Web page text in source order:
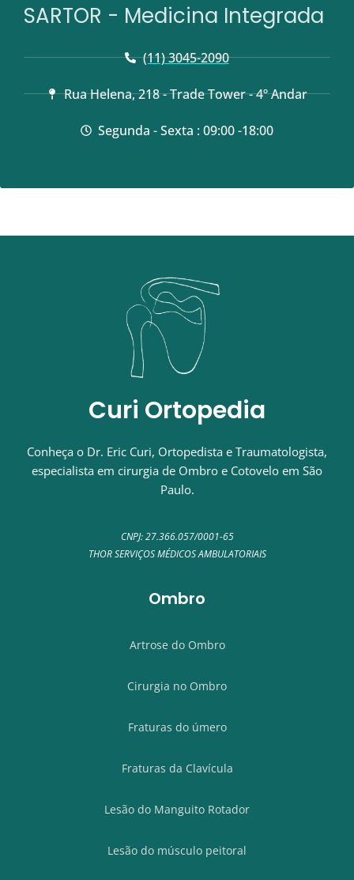
SARTOR - Medicina Integrada
(11) 3045-2090
Rua Helena, 218 - Trade Tower - 4º Andar
Segunda - Sexta : 09:00 -18:00
Curi Ortopedia
Conheça o Dr. Eric Curi, Ortopedista e Traumatologista,
especialista em cirurgia de Ombro e Cotovelo em São
Paulo.
CNPJ: 27.366.057/0001-65
THOR SERVIÇOS MÉDICOS AMBULATORIAIS
Ombro
Artrose do Ombro
Cirurgia no Ombro
Fraturas do úmero
Fraturas da Clavícula
Lesão do Manguito Rotador
Lesão do músculo peitoral